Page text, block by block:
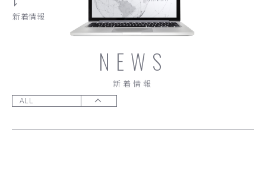
新着情報
NEWS
新着情報
ALL